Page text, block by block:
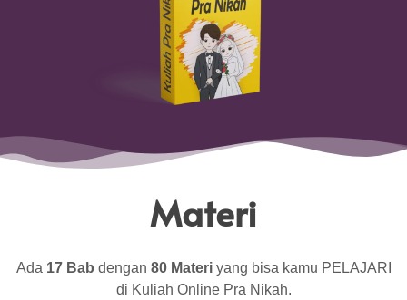
Materi
Ada 17 Bab dengan 80 Materiyang bisa kamu PELAJARI
di Kuliah Online Pra Nikah.